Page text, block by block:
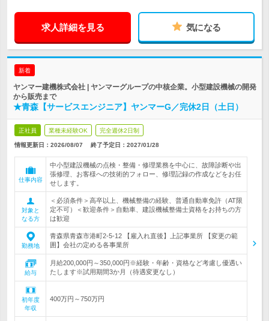
求人詳細を見る 気になる
新着
ヤンマー建機株式会社 | ヤンマーグループの中核企業。小型建設機械の開発
から販売まで
★青森【サービスエンジニア】ヤンマーG／完休2日（土日）
正社員 業種未経験OK 完全週休2日制
情報更新日：2026/08/07 終了予定日： 2027/01/28
仕事内容
中小型建設機械の点検・整備・修理業務を中心に、故障診断や出
張修理、お客様への技術的フォロー、修理記録の作成などをお任
せします。
対象と
なる方
＜必須条件＞高卒以上、機械整備の経験、普通自動車免許（AT限
定不可）＜歓迎条件＞自動車、建設機械整備士資格をお持ちの方
は歓迎
勤務地
青森県青森市港町2-5-12 【雇入れ直後】上記事業所 【変更の範
囲】会社の定める各事業所
給与
月給200,000円～350,000円※経験・年齢・資格など考慮し優遇い
たします※試用期間3か月（待遇変更なし）
初年度
年収
400万円～750万円